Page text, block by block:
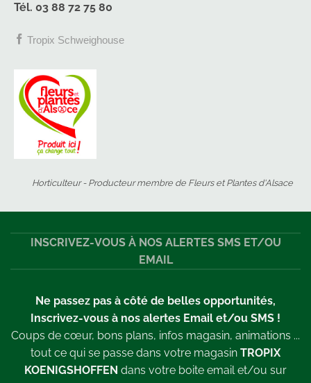
Tél. 03 88 72 75 80
Tropix Schweighouse
Horticulteur - Producteur membre de Fleurs et Plantes d'Alsace
INSCRIVEZ-VOUS À NOS ALERTES SMS ET/OU
EMAIL
Ne passez pas à côté de belles opportunités,
Inscrivez-vous à nos alertes Email et/ou SMS !
Coups de cœur, bons plans, infos magasin, animations ...
tout ce qui se passe dans votre magasin TROPIX
KOENIGSHOFFEN dans votre boite email et/ou sur